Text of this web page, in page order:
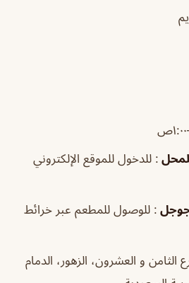
: للدخول للموقع الإلكتروني
جوجل : للوصول للمطعم عبر خرائط
الثامن و العشرون، الزهور، الدمام